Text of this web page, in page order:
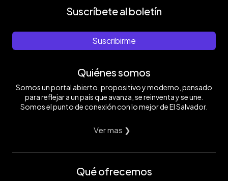
Suscríbete al boletín
Suscribirme
Quiénes somos
Somos un portal abierto, propositivo y moderno, pensado
para reflejar a un país que avanza, se reinventa y se une.
Somos el punto de conexión con lo mejor de El Salvador.
Ver mas ❯
Qué ofrecemos